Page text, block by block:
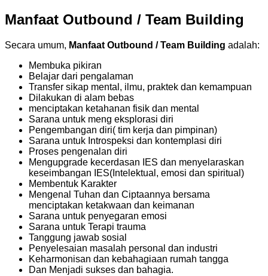
Manfaat Outbound / Team Building
Secara umum, Manfaat Outbound / Team Building adalah:
Membuka pikiran
Belajar dari pengalaman
Transfer sikap mental, ilmu, praktek dan kemampuan
Dilakukan di alam bebas
menciptakan ketahanan fisik dan mental
Sarana untuk meng eksplorasi diri
Pengembangan diri( tim kerja dan pimpinan)
Sarana untuk Introspeksi dan kontemplasi diri
Proses pengenalan diri
Mengupgrade kecerdasan IES dan menyelaraskan
keseimbangan IES(Intelektual, emosi dan spiritual)
Membentuk Karakter
Mengenal Tuhan dan Ciptaannya bersama
menciptakan ketakwaan dan keimanan
Sarana untuk penyegaran emosi
Sarana untuk Terapi trauma
Tanggung jawab sosial
Penyelesaian masalah personal dan industri
Keharmonisan dan kebahagiaan rumah tangga
Dan Menjadi sukses dan bahagia.